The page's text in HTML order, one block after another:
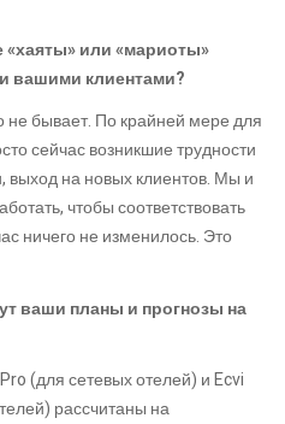
или «мариоты»
вашими клиентами?
не бывает. По крайней мере для
сейчас возникшие трудности
выход на новых клиентов. Мы и
чтобы соответствовать
ничего не изменилось. Это
ваши планы и прогнозы на
(для сетевых отелей) и Ecvi
рассчитаны на